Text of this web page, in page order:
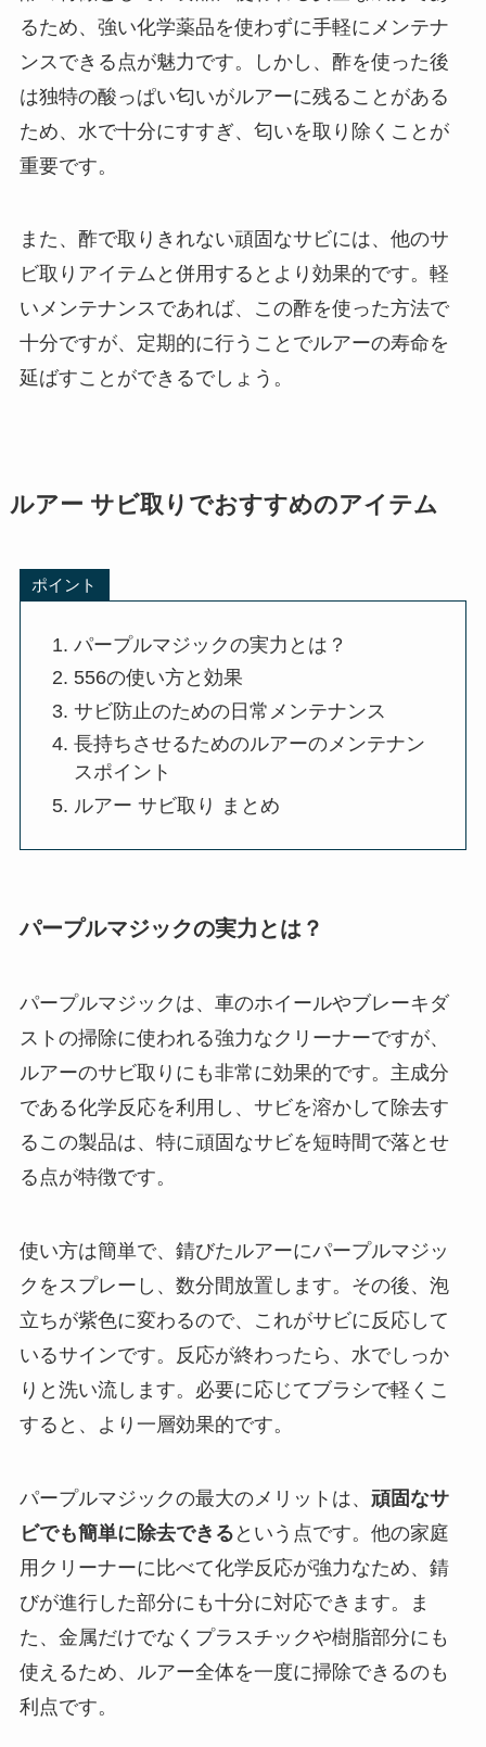
るため、強い化学薬品を使わずに手軽にメンテナ
ンスできる点が魅力です。しかし、酢を使った後
は独特の酸っぱい匂いがルアーに残ることがある
ため、水で十分にすすぎ、匂いを取り除くことが
重要です。
また、酢で取りきれない頑固なサビには、他のサ
ビ取りアイテムと併用するとより効果的です。軽
いメンテナンスであれば、この酢を使った方法で
十分ですが、定期的に行うことでルアーの寿命を
延ばすことができるでしょう。
ルアー サビ取りでおすすめのアイテム
ポイント
パープルマジックの実力とは？
556の使い方と効果
サビ防止のための日常メンテナンス
長持ちさせるためのルアーのメンテナン
スポイント
ルアー サビ取り まとめ
パープルマジックの実力とは？
パープルマジックは、車のホイールやブレーキダ
ストの掃除に使われる強力なクリーナーですが、
ルアーのサビ取りにも非常に効果的です。主成分
である化学反応を利用し、サビを溶かして除去す
るこの製品は、特に頑固なサビを短時間で落とせ
る点が特徴です。
使い方は簡単で、錆びたルアーにパープルマジッ
クをスプレーし、数分間放置します。その後、泡
立ちが紫色に変わるので、これがサビに反応して
いるサインです。反応が終わったら、水でしっか
りと洗い流します。必要に応じてブラシで軽くこ
すると、より一層効果的です。
パープルマジックの最大のメリットは、 頑固なサ
ビでも簡単に除去できる という点です。他の家庭
用クリーナーに比べて化学反応が強力なため、錆
びが進行した部分にも十分に対応できます。ま
た、金属だけでなくプラスチックや樹脂部分にも
使えるため、ルアー全体を一度に掃除できるのも
利点です。